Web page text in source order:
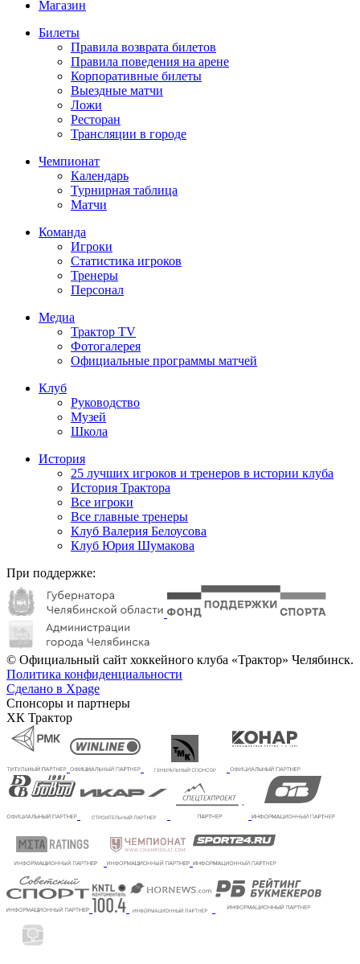
Магазин
Билеты
Правила возврата билетов
Правила поведения на арене
Корпоративные билеты
Выездные матчи
Ложи
Ресторан
Трансляции в городе
Чемпионат
Календарь
Турнирная таблица
Матчи
Команда
Игроки
Статистика игроков
Тренеры
Персонал
Медиа
Трактор TV
Фотогалерея
Официальные программы матчей
Клуб
Руководство
Музей
Школа
История
25 лучших игроков и тренеров в истории клуба
История Трактора
Все игроки
Все главные тренеры
Клуб Валерия Белоусова
Клуб Юрия Шумакова
При поддержке:
© Официальный сайт хоккейного клуба «Трактор» Челябинск.
Политика конфиденциальности
Сделано в Xpage
Спонсоры и партнеры
ХК Трактор